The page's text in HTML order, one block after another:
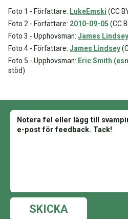
Foto 1 - Författare: LukeEmski (CC
Foto 2 - Författare: 2010-09-05 (CC
Foto 3 - Upphovsman: James Lindsey
Foto 4 - Författare: James Lindsey
Foto 5 - Upphovsman: Eric Smith
stöd)
SKICKA